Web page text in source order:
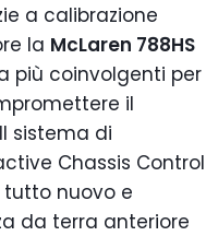
a calibrazione
la McLaren 788HS
più coinvolgenti per
il
sistema di
Chassis Control
tutto nuovo e
da terra anteriore